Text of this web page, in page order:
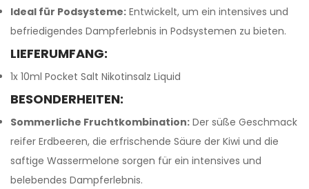
Ideal für Podsysteme: Entwickelt, um ein intensives und
befriedigendes Dampferlebnis in Podsystemen zu bieten.
LIEFERUMFANG:
1x 10ml Pocket Salt Nikotinsalz Liquid
BESONDERHEITEN:
Sommerliche Fruchtkombination: Der süße Geschmack
reifer Erdbeeren, die erfrischende Säure der Kiwi und die
saftige Wassermelone sorgen für ein intensives und
belebendes Dampferlebnis.